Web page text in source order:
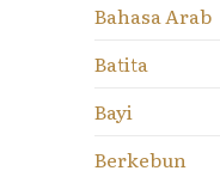
Bahasa Arab
Batita
Bayi
Berkebun